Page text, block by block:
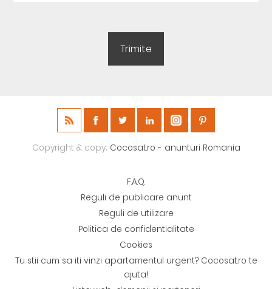
Copyright & copy; Cocosat.ro - anunturi Romania
F.A.Q.
Reguli de publicare anunt
Reguli de utilizare
Politica de confidentialitate
Cookies
Tu stii cum sa iti vinzi apartamentul urgent? Cocosat.ro te
ajuta!